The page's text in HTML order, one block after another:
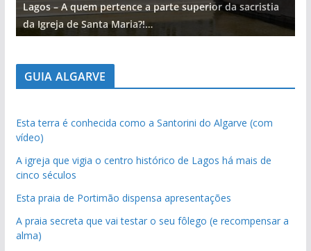
Lagos – A quem pertence a parte superior da sacristia
da Igreja de Santa Maria?!…
GUIA ALGARVE
Esta terra é conhecida como a Santorini do Algarve (com
vídeo)
A igreja que vigia o centro histórico de Lagos há mais de
cinco séculos
Esta praia de Portimão dispensa apresentações
A praia secreta que vai testar o seu fôlego (e recompensar a
alma)